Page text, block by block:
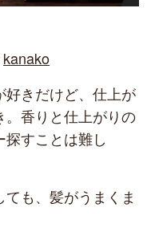
kanako
好きだけど、仕上が
。香りと仕上がりの
すことは難し
ても、髪がうまくま